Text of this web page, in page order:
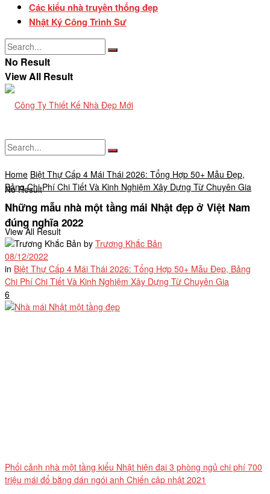
Các kiểu nhà truyền thống đẹp
Nhật Ký Công Trình Sư
No Result
View All Result
No Result
View All Result
Home Biệt Thự Cấp 4 Mái Thái 2026: Tổng Hợp 50+ Mẫu Đẹp,
Bảng Chi Phí Chi Tiết Và Kinh Nghiệm Xây Dựng Từ Chuyên Gia
Những mẫu nhà một tầng mái Nhật đẹp ở Việt Nam
đúng nghĩa 2022
by Trương Khắc Bản
08/12/2022
in Biệt Thự Cấp 4 Mái Thái 2026: Tổng Hợp 50+ Mẫu Đẹp, Bảng
Chi Phí Chi Tiết Và Kinh Nghiệm Xây Dựng Từ Chuyên Gia
6
Phối cảnh nhà một tầng kiểu Nhật hiện đại 3 phòng ngủ chi phí 700
triệu mái đổ bằng dán ngói anh Chiến cập nhật 2021